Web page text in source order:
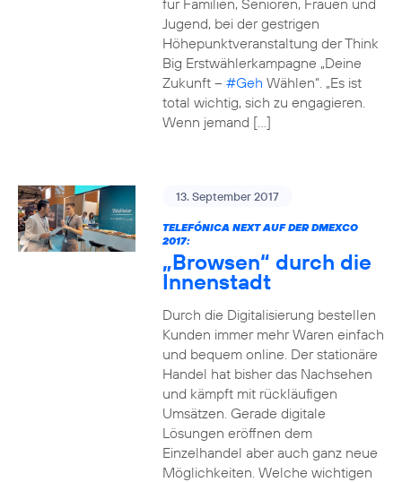
für Familien, Senioren, Frauen und
Jugend, bei der gestrigen
Höhepunktveranstaltung der Think
Big Erstwählerkampagne „Deine
Zukunft – #Geh Wählen“. „Es ist
total wichtig, sich zu engagieren.
Wenn jemand […]
13. September 2017
TELEFÓNICA NEXT AUF DER DMEXCO
2017:
„Browsen“ durch die
Innenstadt
Durch die Digitalisierung bestellen
Kunden immer mehr Waren einfach
und bequem online. Der stationäre
Handel hat bisher das Nachsehen
und kämpft mit rückläufigen
Umsätzen. Gerade digitale
Lösungen eröffnen dem
Einzelhandel aber auch ganz neue
Möglichkeiten. Welche wichtigen